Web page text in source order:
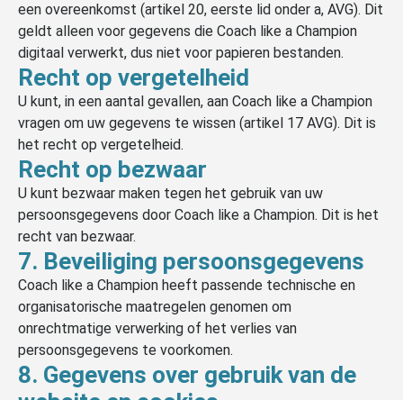
een overeenkomst (artikel 20, eerste lid onder a, AVG). Dit
geldt alleen voor gegevens die Coach like a Champion
digitaal verwerkt, dus niet voor papieren bestanden.
Recht op vergetelheid
U kunt, in een aantal gevallen, aan Coach like a Champion
vragen om uw gegevens te wissen (artikel 17 AVG). Dit is
het recht op vergetelheid.
Recht op bezwaar
U kunt bezwaar maken tegen het gebruik van uw
persoonsgegevens door Coach like a Champion. Dit is het
recht van bezwaar.
7. Beveiliging persoonsgegevens
Coach like a Champion heeft passende technische en
organisatorische maatregelen genomen om
onrechtmatige verwerking of het verlies van
persoonsgegevens te voorkomen.
8. Gegevens over gebruik van de